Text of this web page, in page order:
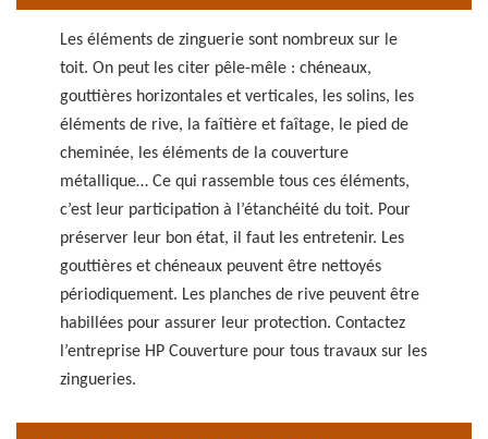
Les éléments de zinguerie sont nombreux sur le
toit. On peut les citer pêle-mêle : chéneaux,
gouttières horizontales et verticales, les solins, les
éléments de rive, la faîtière et faîtage, le pied de
cheminée, les éléments de la couverture
métallique… Ce qui rassemble tous ces éléments,
c’est leur participation à l’étanchéité du toit. Pour
préserver leur bon état, il faut les entretenir. Les
gouttières et chéneaux peuvent être nettoyés
périodiquement. Les planches de rive peuvent être
habillées pour assurer leur protection. Contactez
l’entreprise HP Couverture pour tous travaux sur les
zingueries.